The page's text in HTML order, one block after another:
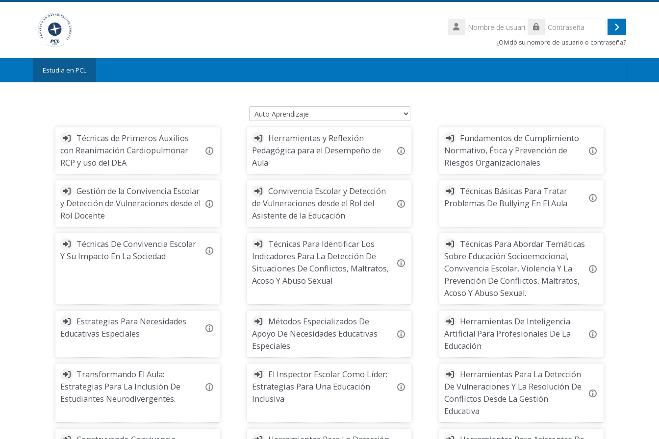
Nombre
de
Acceder
¿Olvidó su nombre de usuario o contraseña?
Estudia en PCL
Categorías
Técnicas de Primeros Auxilios
con Reanimación Cardiopulmonar
RCP y uso del DEA
Herramientas y Reflexión
Pedagógica para el Desempeño de
Aula
Fundamentos de Cumplimiento
Normativo, Ética y Prevención de
Riesgos Organizacionales
Gestión de la Convivencia Escolar
y Detección de Vulneraciones desde el
Rol Docente
Convivencia Escolar y Detección
de Vulneraciones desde el Rol del
Asistente de la Educación
Técnicas Básicas Para Tratar
Problemas De Bullying En El Aula
Técnicas De Convivencia Escolar
Y Su Impacto En La Sociedad
Técnicas Para Identificar Los
Indicadores Para La Detección De
Situaciones De Conflictos, Maltratos,
Acoso Y Abuso Sexual
Técnicas Para Abordar Temáticas
Sobre Educación Socioemocional,
Convivencia Escolar, Violencia Y La
Prevención De Conflictos, Maltratos,
Acoso Y Abuso Sexual.
Estrategias Para Necesidades
Educativas Especiales
Métodos Especializados De
Apoyo De Necesidades Educativas
Especiales
Herramientas De Inteligencia
Artificial Para Profesionales De La
Educación
Transformando El Aula:
Estrategias Para La Inclusión De
Estudiantes Neurodivergentes.
El Inspector Escolar Como Líder:
Estrategias Para Una Educación
Inclusiva
Herramientas Para La Detección
De Vulneraciones Y La Resolución De
Conflictos Desde La Gestión
Educativa